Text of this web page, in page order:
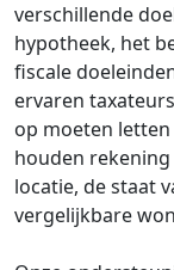
verschillende
hypotheek, het
fiscale
ervaren
op moeten
houden
locatie, de staat
vergelijkbare